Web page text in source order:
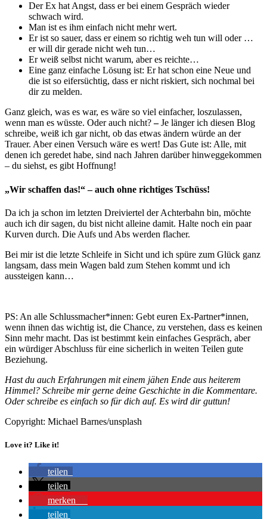
Der Ex hat Angst, dass er bei einem Gespräch wieder
schwach wird.
Man ist es ihm einfach nicht mehr wert.
Er ist so sauer, dass er einem so richtig weh tun will oder …
er will dir gerade nicht weh tun…
Er weiß selbst nicht warum, aber es reichte…
Eine ganz einfache Lösung ist: Er hat schon eine Neue und
die ist so eifersüchtig, dass er nicht riskiert, sich nochmal bei
dir zu melden.
Ganz gleich, was es war, es wäre so viel einfacher, loszulassen,
wenn man es wüsste. Oder auch nicht?–Je länger ich diesen Blog
schreibe, weiß ich gar nicht, ob das etwas ändern würde an der
Trauer. Aber einen Versuch wäre es wert! Das Gute ist: Alle, mit
denen ich geredet habe, sind nach Jahren darüber hinweggekommen
– du siehst, es gibt Hoffnung!
„Wir schaffen das!“ – auch ohne richtiges Tschüss!
Da ich ja schon im letzten Dreiviertel der Achterbahn bin, möchte
auch ich dir sagen, du bist nicht alleine damit. Halte noch ein paar
Kurven durch. Die Aufs und Abs werden flacher.
Bei mir ist die letzte Schleife in Sicht und ich spüre zum Glück ganz
langsam, dass mein Wagen bald zum Stehen kommt und ich
aussteigen kann…
PS: An alle Schlussmacher*innen: Gebt euren Ex-Partner*innen,
wenn ihnen das wichtig ist, die Chance, zu verstehen, dass es keinen
Sinn mehr macht. Das ist bestimmt kein einfaches Gespräch, aber
ein würdiger Abschluss für eine sicherlich in weiten Teilen gute
Beziehung.
Hast du auch Erfahrungen mit einem jähen Ende aus heiterem
Himmel? Schreibe mir gerne deine Geschichte in die Kommentare.
Oder schreibe es einfach so für dich auf. Es wird dir guttun!
Copyright: Michael Barnes/unsplash
Love it? Like it!
teilen
teilen
merken
teilen